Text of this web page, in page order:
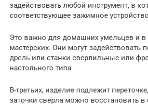
задействовать любой инструмент, в
соответствующее зажимное устройство
Это важно для домашних умельцев и
мастерских. Они могут задействовать
дрель или станки сверлильные или
настольного типа
В-третьих, изделие подлежит
заточки сверла можно восстановить в